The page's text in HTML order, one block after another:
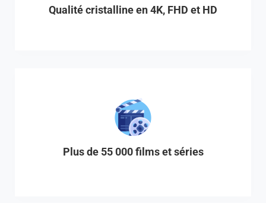
Qualité cristalline en 4K, FHD et HD
Plus de 55 000 films et séries